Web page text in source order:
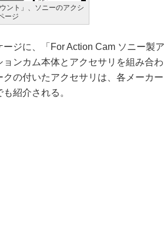
ント」、ソニーのアクシ
ージ
ジに、「For Action Cam ソニー製ア
ンカム本体とアクセサリを組み合わ
の付いたアクセサリは、各メーカー
紹介される。